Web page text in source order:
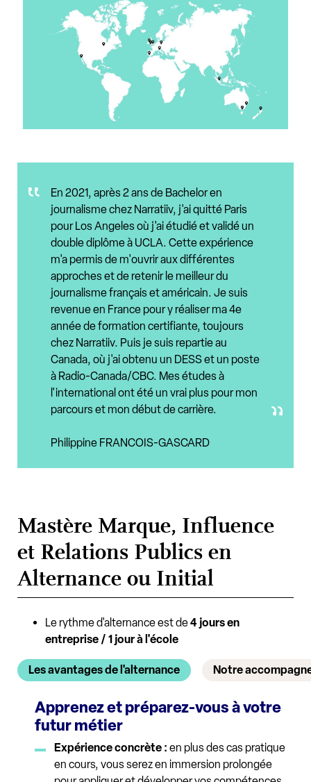
En 2021, après 2 ans de Bachelor en
journalisme chez Narratiiv, j'ai quitté Paris
pour Los Angeles où j'ai étudié et validé un
double diplôme à UCLA. Cette expérience
m'a permis de m'ouvrir aux différentes
approches et de retenir le meilleur du
journalisme français et américain. Je suis
revenue en France pour y réaliser ma 4e
année de formation certifiante, toujours
chez Narratiiv. Puis je suis repartie au
Canada, où j'ai obtenu un DESS et un poste
à Radio-Canada/CBC. Mes études à
l'international ont été un vrai plus pour mon
parcours et mon début de carrière.
Philippine FRANCOIS-GASCARD
Mastère Marque, Influence
et Relations Publics en
Alternance ou Initial
Le rythme d'alternance est de4 jours en
entreprise / 1 jour à l'école
Les avantages de l'alternance Notre
Apprenez et préparez-vous à votre
futur métier
Expérience concrète : en plus des cas pratique
en cours, vous serez en immersion prolongée